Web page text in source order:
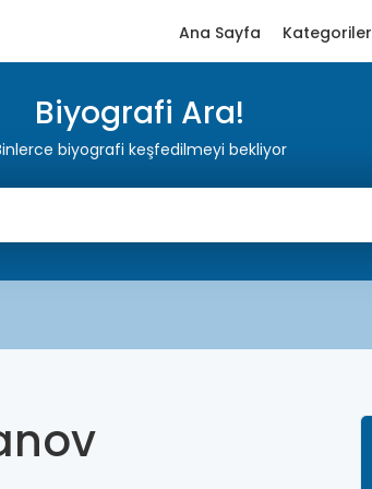
Ana Sayfa Kategoriler
Biyografi Ara!
biyografi keşfedilmeyi bekliyor